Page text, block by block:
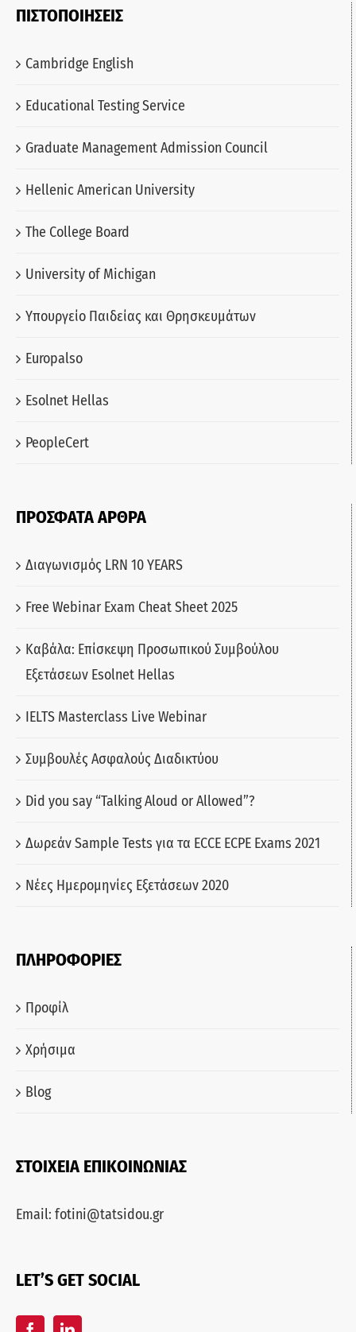
ΠΙΣΤΟΠΟΙΗΣΕΙΣ
Cambridge English
Educational Testing Service
Graduate Management Admission Council
Hellenic American University
The College Board
University of Michigan
Υπουργείο Παιδείας και Θρησκευμάτων
Europalso
Esolnet Hellas
PeopleCert
ΠΡΟΣΦΑΤΑ ΑΡΘΡΑ
Διαγωνισμός LRN 10 YEARS
Free Webinar Exam Cheat Sheet 2025
Καβάλα: Επίσκεψη Προσωπικού Συμβούλου
Εξετάσεων Esolnet Hellas
IELTS Masterclass Live Webinar
Συμβουλές Ασφαλούς Διαδικτύου
Did you say “Talking Aloud or Allowed”?
Δωρεάν Sample Tests για τα ECCE ECPE Exams 2021
Νέες Ημερομηνίες Εξετάσεων 2020
ΠΛΗΡΟΦΟΡΙΕΣ
Προφίλ
Χρήσιμα
Blog
ΣΤΟΙΧΕΙΑ ΕΠΙΚΟΙΝΩΝΙΑΣ
Email: fotini@tatsidou.gr
LET’S GET SOCIAL